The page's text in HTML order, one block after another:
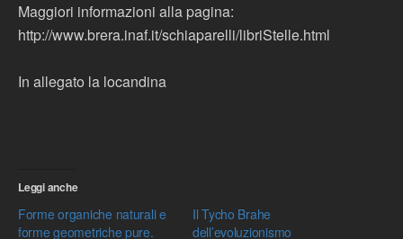
Maggiori informazioni alla pagina:
http://www.brera.inaf.it/schiaparelli/libriStelle.html
In allegato la locandina
Leggi anche
Forme organiche naturali e
forme geometriche pure.
Il Tycho Brahe
dell’evoluzionismo